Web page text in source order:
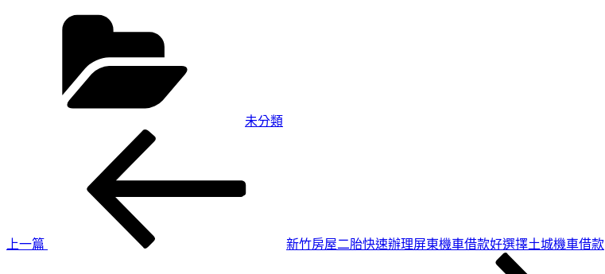
未分類
上一篇
新竹房屋二胎快速辦理屏東機車借款好選擇土城機車借款